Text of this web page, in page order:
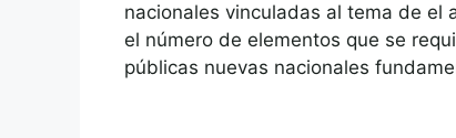
nacionales vinculadas al tema de el
el número de elementos que se
públicas nuevas nacionales